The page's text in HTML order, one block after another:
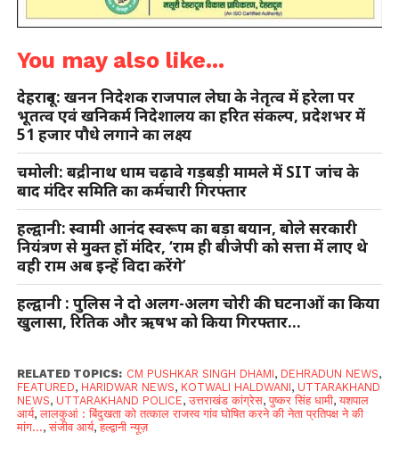
You may also like...
देहरादून: खनन निदेशक राजपाल लेघा के नेतृत्व में हरेला पर
भूतत्व एवं खनिकर्म निदेशालय का हरित संकल्प, प्रदेशभर में
51 हजार पौधे लगाने का लक्ष्य
चमोली: बद्रीनाथ धाम चढ़ावे गड़बड़ी मामले में SIT जांच के
बाद मंदिर समिति का कर्मचारी गिरफ्तार
हल्द्वानी: स्वामी आनंद स्वरूप का बड़ा बयान, बोले सरकारी
नियंत्रण से मुक्त हों मंदिर, ‘राम ही बीजेपी को सत्ता में लाए थे
वही राम अब इन्हें विदा करेंगे’
हल्द्वानी : पुलिस ने दो अलग-अलग चोरी की घटनाओं का किया
खुलासा, रितिक और ऋषभ को किया गिरफ्तार…
RELATED TOPICS: CM PUSHKAR SINGH DHAMI, DEHRADUN NEWS,
FEATURED, HARIDWAR NEWS, KOTWALI HALDWANI, UTTARAKHAND
NEWS, UTTARAKHAND POLICE,उत्तराखंड कांग्रेस,पुष्कर सिंह धामी,यशपाल
आर्य,लालकुआं : बिंदुखता को तत्काल राजस्व गांव घोषित करने की नेता प्रतिपक्ष ने की
मांग...,संजीव आर्य,हल्द्वानी न्यूज़